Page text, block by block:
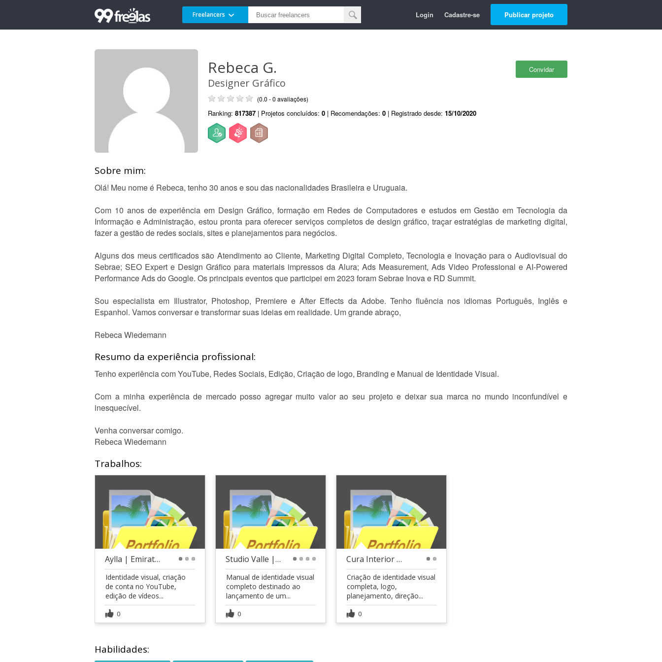
Freelancers Login Cadastre-se Publicar projeto
Convidar
Rebeca G.
Designer Gráfico
(0.0 - 0 avaliações)
Ranking: 817387 | Projetos concluídos: 0 | Recomendações: 0 | Registrado desde: 15/10/2020
Sobre mim:
Olá! Meu nome é Rebeca, tenho 30 anos e sou das nacionalidades Brasileira e Uruguaia.
Com 10 anos de experiência em Design Gráfico, formação em Redes de Computadores e estudos em Gestão em Tecnologia da
Informação e Administração, estou pronta para oferecer serviços completos de design gráfico, traçar estratégias de marketing digital,
fazer a gestão de redes sociais, sites e planejamentos para negócios.
Alguns dos meus certificados são Atendimento ao Cliente, Marketing Digital Completo, Tecnologia e Inovação para o Audiovisual do
Sebrae; SEO Expert e Design Gráfico para materiais impressos da Alura; Ads Measurement, Ads Video Professional e AI-Powered
Performance Ads do Google. Os principais eventos que participei em 2023 foram Sebrae Inova e RD Summit.
Sou especialista em Illustrator, Photoshop, Premiere e After Effects da Adobe. Tenho fluência nos idiomas Português, Inglês e
Espanhol. Vamos conversar e transformar suas ideias em realidade. Um grande abraço,
Rebeca Wiedemann
Resumo da experiência profissional:
Tenho experiência com YouTube, Redes Sociais, Edição, Criação de logo, Branding e Manual de Identidade Visual.
Com a minha experiência de mercado posso agregar muito valor ao seu projeto e deixar sua marca no mundo inconfundível e
inesquecível.
Venha conversar comigo.
Rebeca Wiedemann
Trabalhos:
Aylla | Emirates e Superiates
Identidade visual, criação
de conta no YouTube,
edição de vídeos...
0
Studio Valle | Arquitetura
Manual de identidade visual
completo destinado ao
lançamento de um...
0
Cura Interior | Psicologia
Criação de identidade visual
completa, logo,
planejamento, direção...
0
Habilidades: